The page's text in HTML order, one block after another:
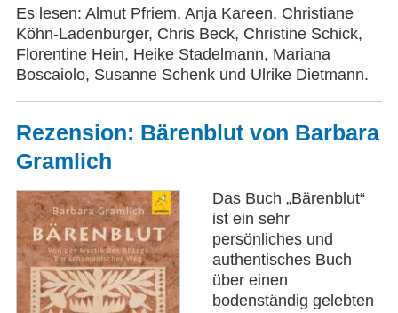
Es lesen: Almut Pfriem, Anja Kareen, Christiane
Köhn-Ladenburger, Chris Beck, Christine Schick,
Florentine Hein, Heike Stadelmann, Mariana
Boscaiolo, Susanne Schenk und Ulrike Dietmann.
Rezension: Bärenblut von Barbara
Gramlich
Das Buch „Bärenblut“
ist ein sehr
persönliches und
authentisches Buch
über einen
bodenständig gelebten